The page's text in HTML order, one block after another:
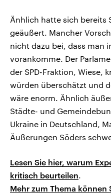
Änhlich hatte sich bereits
geäußert. Mancher
nicht dazu bei, dass man
vorankomme. Der
der SPD-Fraktion, Wiese,
würden überschätzt und
wäre enorm. Ähnlich
Städte- und
Ukraine in Deutschland,
Äußerungen Söders
Lesen Sie hier, warum
kritisch beurteilen.
Mehr zum Thema können